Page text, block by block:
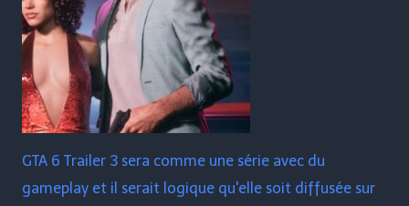
GTA 6 Trailer 3 sera comme une série avec du
gameplay et il serait logique qu'elle soit diffusée sur